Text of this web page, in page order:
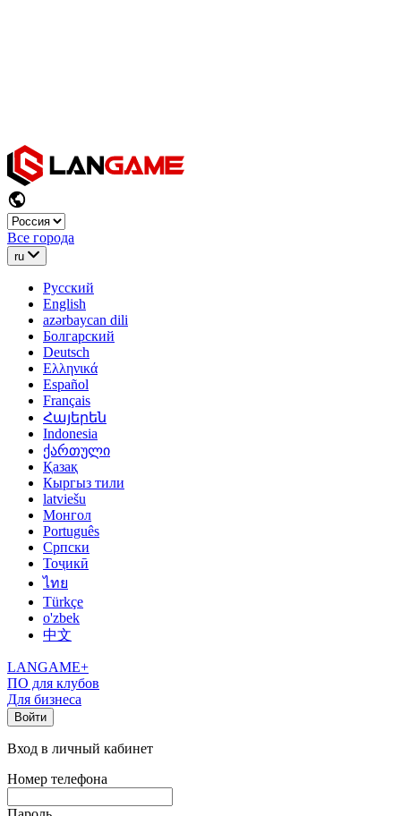
Все города
ru
Русский
English
azərbaycan dili
Болгарский
Deutsch
Ελληνικά
Español
Français
Հայերեն
Indonesia
ქართული
Қазақ
Кыргыз тили
latviešu
Монгол
Português
Српски
Тоҷикӣ
ไทย
Türkçe
o'zbek
中文
LANGAME+
ПО для клубов
Для бизнеса
Войти
Вход в личный кабинет
Номер телефона